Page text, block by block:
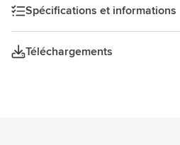
Spécifications et informations
Téléchargements